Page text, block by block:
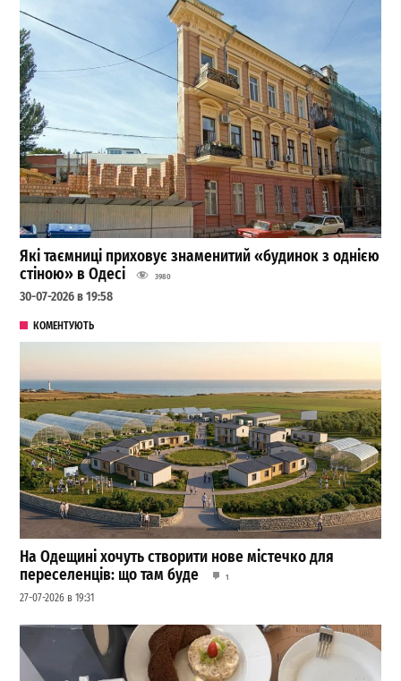
Які таємниці приховує знаменитий «будинок з однією
стіною» в Одесі
3980
30-07-2026 в 19:58
КОМЕНТУЮТЬ
На Одещині хочуть створити нове містечко для
переселенців: що там буде
1
27-07-2026 в 19:31